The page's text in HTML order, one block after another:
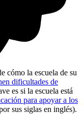
cómo la escuela de su
dificultades de
es si la escuela está
para apoyar a los
sus siglas en inglés).